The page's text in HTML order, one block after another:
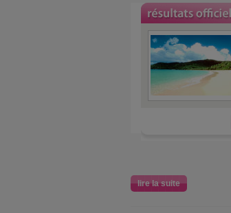
lire la suite